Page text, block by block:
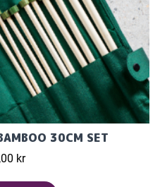
30CM SET
kr